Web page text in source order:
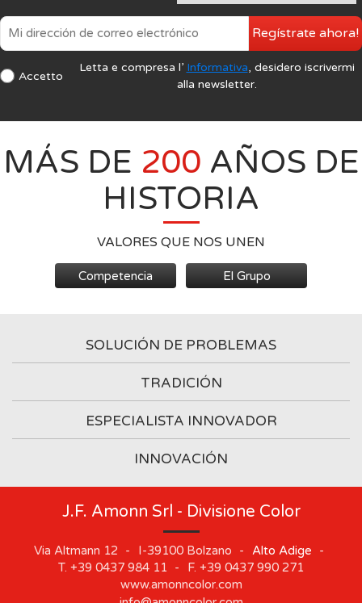
Accetto
Letta e compresa l’ Informativa, desidero iscrivermi
alla newsletter.
Regístrate ahora!
MÁS DE 200 AÑOS DE
HISTORIA
VALORES QUE NOS UNEN
Competencia El Grupo
SOLUCIÓN DE PROBLEMAS
TRADICIÓN
ESPECIALISTA INNOVADOR
INNOVACIÓN
J.F. Amonn Srl - Divisione Color
Via Altmann 12 - I-39100 Bolzano - Alto Adige
-
T. +39 0437 984 11 - F. +39 0437 990 271
www.amonncolor.com